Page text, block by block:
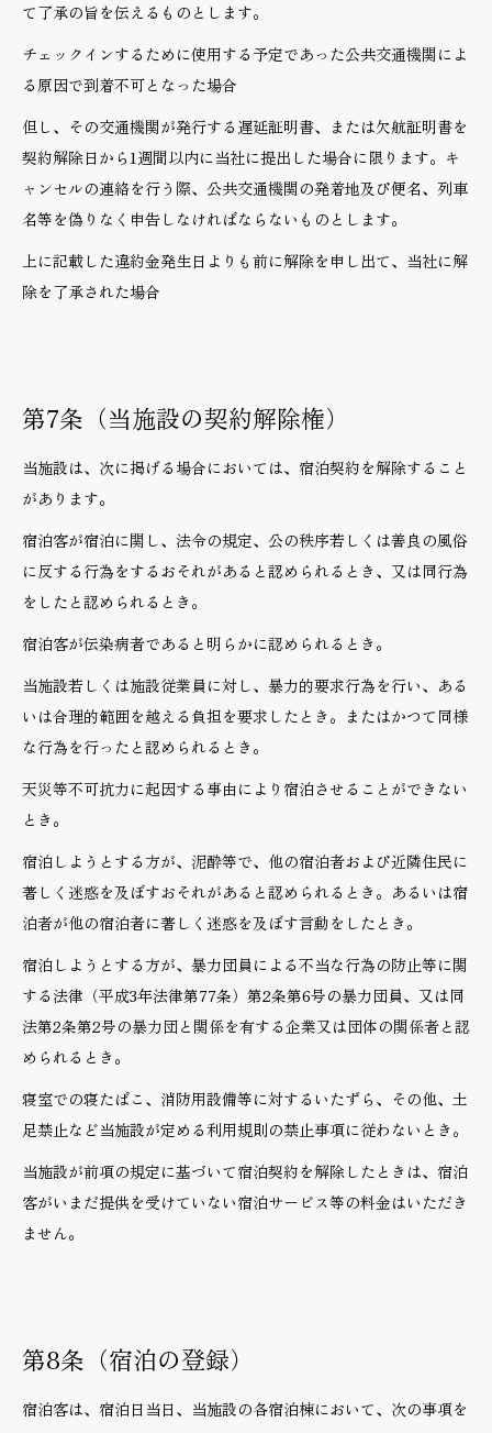
て了承の旨を伝えるものとします。
チェックインするために使用する予定であった公共交通機関によ
る原因で到着不可となった場合
但し、その交通機関が発行する遅延証明書、または欠航証明書を
契約解除日から1週間以内に当社に提出した場合に限ります。キ
ャンセルの連絡を行う際、公共交通機関の発着地及び便名、列車
名等を偽りなく申告しなければならないものとします。
上に記載した違約金発生日よりも前に解除を申し出て、当社に解
除を了承された場合
第7条（当施設の契約解除権）
当施設は、次に掲げる場合においては、宿泊契約を解除すること
があります。
宿泊客が宿泊に関し、法令の規定、公の秩序若しくは善良の風俗
に反する行為をするおそれがあると認められるとき、又は同行為
をしたと認められるとき。
宿泊客が伝染病者であると明らかに認められるとき。
当施設若しくは施設従業員に対し、暴力的要求行為を行い、ある
いは合理的範囲を越える負担を要求したとき。またはかつて同様
な行為を行ったと認められるとき。
天災等不可抗力に起因する事由により宿泊させることができない
とき。
宿泊しようとする方が、泥酔等で、他の宿泊者および近隣住民に
著しく迷惑を及ぼすおそれがあると認められるとき。あるいは宿
泊者が他の宿泊者に著しく迷惑を及ぼす言動をしたとき。
宿泊しようとする方が、暴力団員による不当な行為の防止等に関
する法律（平成3年法律第77条）第2条第6号の暴力団員、又は同
法第2条第2号の暴力団と関係を有する企業又は団体の関係者と認
められるとき。
寝室での寝たばこ、消防用設備等に対するいたずら、その他、土
足禁止など当施設が定める利用規則の禁止事項に従わないとき。
当施設が前項の規定に基づいて宿泊契約を解除したときは、宿泊
客がいまだ提供を受けていない宿泊サービス等の料金はいただき
ません。
第8条（宿泊の登録）
宿泊客は、宿泊日当日、当施設の各宿泊棟において、次の事項を